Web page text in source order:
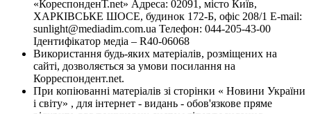
«КореспонденТ.net» Адреса: 02091, місто Київ,
ХАРКІВСЬКЕ ШОСЕ, будинок 172-Б, офіс 208/1 E-mail:
sunlight@mediadim.com.ua Телефон: 044-205-43-00
Ідентифікатор медіа – R40-06068
Використання будь-яких матеріалів, розміщених на
сайті, дозволяється за умови посилання на
Корреспондент.net.
При копіюванні матеріалів зі сторінки « Новини України
і світу» , для інтернет - видань - обов'язкове пряме